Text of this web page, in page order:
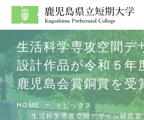
大学案内
ホーム
生活科学専攻空間デ
設計作品が令和５年
鹿児島会賞銅賞を受
HOME
トピックス
生活科学専攻空間デザイン研究